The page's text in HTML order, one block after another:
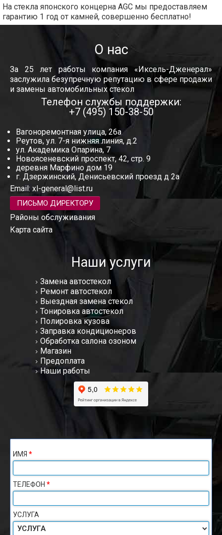
На стекла японского концерна AGC мы предоставляем
гарантию 1 год от камней, совершенно бесплатно!
О нас
За 25 лет работы компания «Иксель-Дженерал»
заслужила безупречную репутацию в сфере продажи
и замены автомобильных стекол
Телефон службы поддержки:
+7 (495) 150-38-50
Вагоноремонтная улица, 26а
Реутов, ул. 7-я нижняя линия, д.2
ул. Академика Опарина, 7
Новоясеневский проспект, 42, стр. 9
деревня Марфино дом 19
г. Дзержинский, Денисьевский проезд д 2а
Email: xl-general@list.ru
ПИСЬМО ДИРЕКТОРУ
Районы обслуживания
Карта сайта
Наши услуги
Замена автостекол
Ремонт автостекол
Выездная замена стекол
Тонировка автостекол
Полировка кузова
Заправка кондиционеров
Обработка салона озоном
Магазин
Предоплата
Наши работы
ИМЯ *
ТЕЛЕФОН *
УСЛУГА